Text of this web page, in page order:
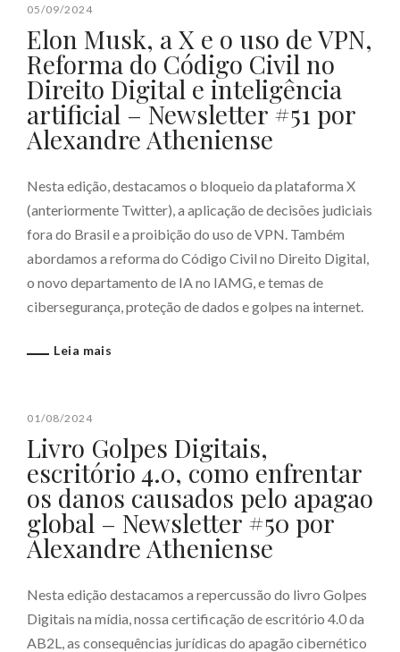
05/09/2024
Elon Musk, a X e o uso de VPN,
Reforma do Código Civil no
Direito Digital e inteligência
artificial – Newsletter #51 por
Alexandre Atheniense
Nesta edição, destacamos o bloqueio da plataforma X
(anteriormente Twitter), a aplicação de decisões judiciais
fora do Brasil e a proibição do uso de VPN. Também
abordamos a reforma do Código Civil no Direito Digital,
o novo departamento de IA no IAMG, e temas de
cibersegurança, proteção de dados e golpes na internet.
Leia mais
01/08/2024
Livro Golpes Digitais,
escritório 4.0, como enfrentar
os danos causados pelo apagao
global – Newsletter #50 por
Alexandre Atheniense
Nesta edição destacamos a repercussão do livro Golpes
Digitais na mídia, nossa certificação de escritório 4.0 da
AB2L, as consequências jurídicas do apagão cibernético